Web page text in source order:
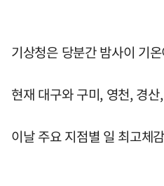
기상청은 당분간 밤사이 기
현재 대구와 구미, 영천, 경
이날 주요 지점별 일 최고체